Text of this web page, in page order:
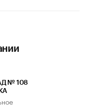
№ 108